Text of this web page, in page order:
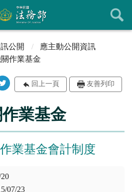
公開
應主動公開資訊
作業基金
回上一頁 友善列印
業基金
業基金會計制度
07/23